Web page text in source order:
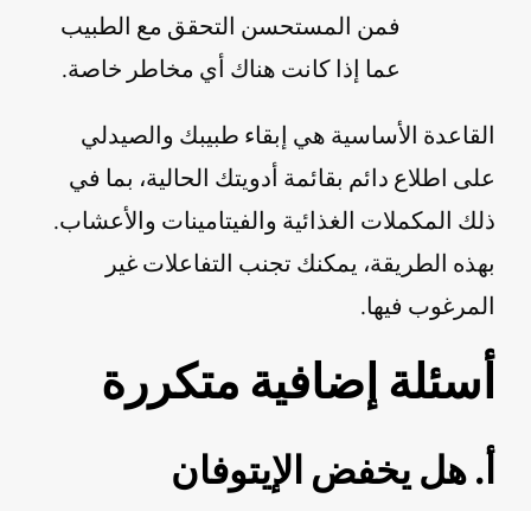
فمن المستحسن التحقق مع الطبيب
عما إذا كانت هناك أي مخاطر خاصة.
القاعدة الأساسية هي إبقاء طبيبك والصيدلي
على اطلاع دائم بقائمة أدويتك الحالية، بما في
ذلك المكملات الغذائية والفيتامينات والأعشاب.
بهذه الطريقة، يمكنك تجنب التفاعلات غير
المرغوب فيها.
أسئلة إضافية متكررة
أ. هل يخفض الإيتوفان